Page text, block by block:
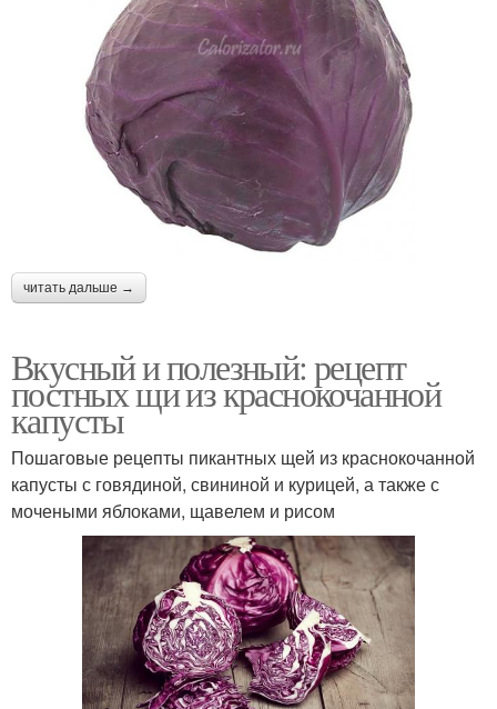
читать дальше →
Вкусный и полезный: рецепт
постных щи из краснокочанной
капусты
Пошаговые рецепты пикантных щей из краснокочанной
капусты с говядиной, свининой и курицей, а также с
мочеными яблоками, щавелем и рисом